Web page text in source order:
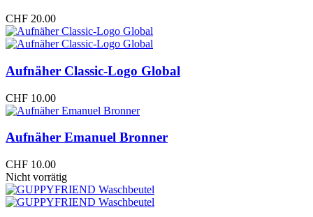
CHF 20.00
Aufnäher Classic-Logo Global
CHF 10.00
Aufnäher Emanuel Bronner
CHF 10.00
Nicht vorrätig